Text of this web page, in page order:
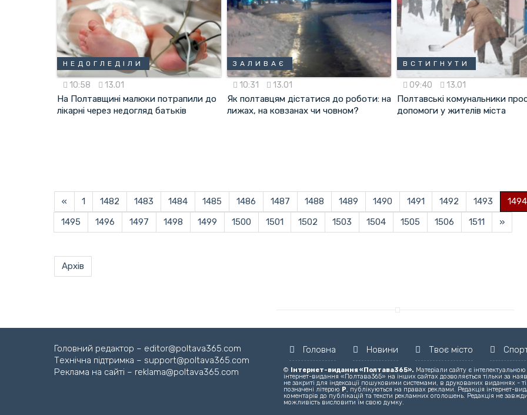
НЕДОГЛЕДІЛИ
10:58 13.01
На Полтавщині малюки потрапили до
лікарні через недогляд батьків
ЗАЛИВАЄ
10:31 13.01
Як полтавцям дістатися до роботи: на
лижах, на ковзанах чи човном?
ВСТИГНУТИ
09:40 13.01
Полтавські комунальники
допомоги у жителів міста
« 1 1482 1483 1484 1485 1486 1487 1488 1489 1490 1491 1492 1493
1494
1495
1496 1497 1498 1499 1500 1501 1502 1503 1504 1505 1506 1511 »
Архів
Головний редактор – editor@poltava365.com
Технічна підтримка – support@poltava365.com
Реклама на сайті – reklama@poltava365.com
Головна Новини Твоє місто
© Інтернет-видання «Полтава365». Матеріали сайту є
інтернет-видання «Полтава365» на інших сайтах дозволяється тільки за
не закриті для індексації пошуковими системами, в друкованих виданнях -
позначені літерою Р, публікуються на правах реклами. Редакція інтернет-
коментарів до публікацій та тексти рекламних оголошень. Редакція не
можливість висловити їм свою думку.